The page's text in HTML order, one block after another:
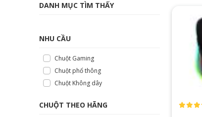
DANH MỤC TÌM THẤY
NHU CẦU
Chuột Gaming
Chuột phổ thông
Chuột Không dây
CHUỘT THEO HÃNG